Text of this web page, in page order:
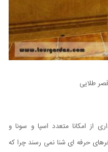
طلایی
از امکانا متعدد اسپا و سونا و
حرفه ای شنا نمی رسند چرا که